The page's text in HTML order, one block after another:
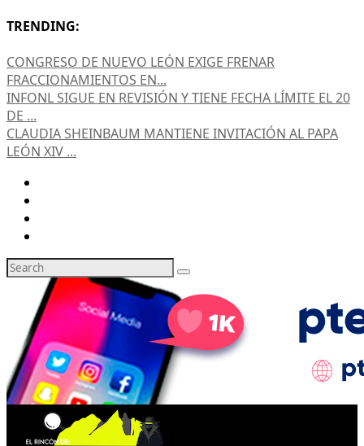
TRENDING:
CONGRESO DE NUEVO LEÓN EXIGE FRENAR
FRACCIONAMIENTOS EN...
INFONL SIGUE EN REVISIÓN Y TIENE FECHA LÍMITE EL 20
DE ...
CLAUDIA SHEINBAUM MANTIENE INVITACIÓN AL PAPA
LEÓN XIV ...